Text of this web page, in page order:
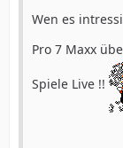
Wen es
Pro 7 Maxx
Spiele Live !!